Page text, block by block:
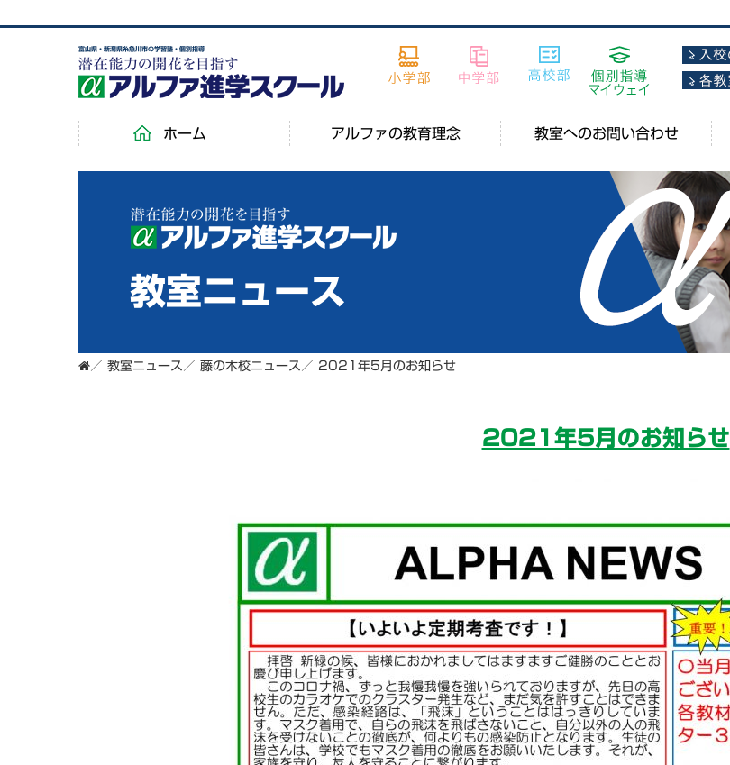
富山県・新潟県糸魚川市の学習塾・個別指導
ホーム アルファの教育理念 教室へのお問い合わせ
教室ニュース
／ 教室ニュース ／ 藤の木校ニュース ／ 2021年5月のお知らせ
2021年5月のお知らせ